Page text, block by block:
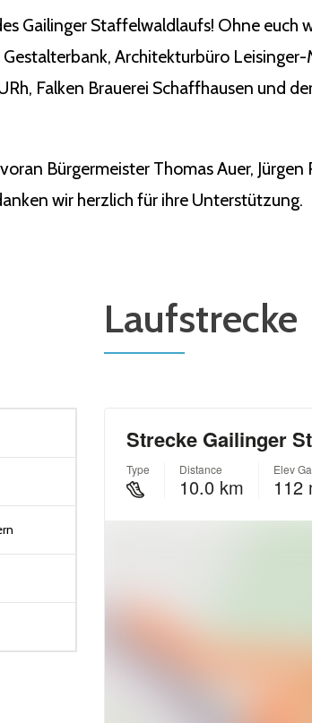
Gailinger Staffelwaldlaufs! Ohne euch
Architekturbüro
Falken Brauerei Schaffhausen und
Bürgermeister Thomas Auer,
wir herzlich für ihre Unterstützung.
Laufstrecke